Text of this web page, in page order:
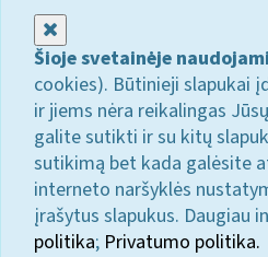
Šioje svetainėje
cookies). Būtinieji slapukai
ir jiems nėra reikalingas
galite sutikti ir su kitų
sutikimą bet kada galėsite
interneto naršyklės
įrašytus slapukus. Daugiau
politika; Privatumo politika.